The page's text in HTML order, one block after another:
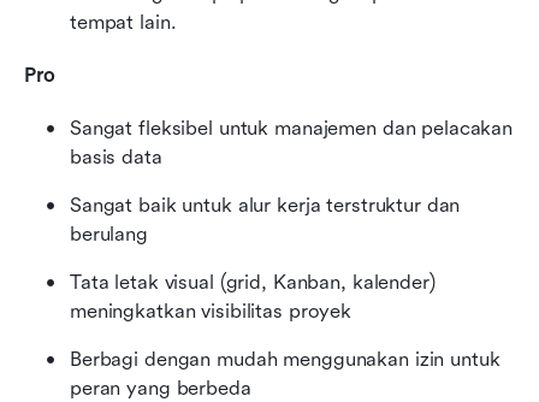
tempat lain.
Pro
Sangat fleksibel untuk manajemen dan pelacakan
basis data
Sangat baik untuk alur kerja terstruktur dan
berulang
Tata letak visual (grid, Kanban, kalender)
meningkatkan visibilitas proyek
Berbagi dengan mudah menggunakan izin untuk
peran yang berbeda